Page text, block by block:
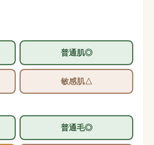
普通肌◎
敏感肌△
普通毛◎